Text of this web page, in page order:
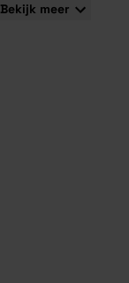
Bekijk meer